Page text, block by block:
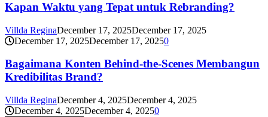
Kapan Waktu yang Tepat untuk Rebranding?
Villda ReginaDecember 17, 2025December 17, 2025
December 17, 2025December 17, 20250
Bagaimana Konten Behind-the-Scenes Membangun
Kredibilitas Brand?
Villda ReginaDecember 4, 2025December 4, 2025
December 4, 2025December 4, 20250